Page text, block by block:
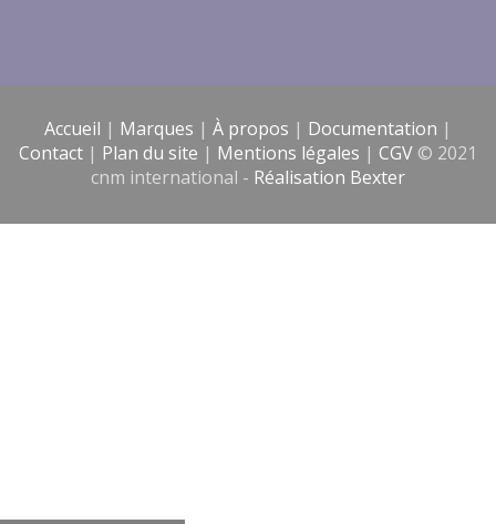
Accueil | Marques | À propos | Documentation |
Contact | Plan du site | Mentions légales | CGV © 2021
cnm international - Réalisation Bexter